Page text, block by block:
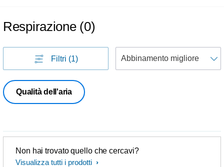
Respirazione (0)
Filtri (1)
Qualità dell'aria
Non hai trovato quello che cercavi?
Visualizza tutti i prodotti